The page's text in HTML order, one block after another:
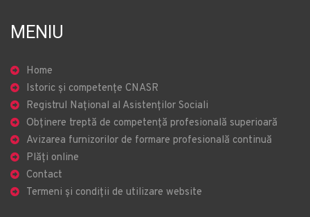
MENIU
Home
Istoric și competențe CNASR
Registrul Național al Asistenților Sociali
Obținere treptă de competență profesională superioară
Avizarea furnizorilor de formare profesională continuă
Plăți online
Contact
Termeni și condiții de utilizare website